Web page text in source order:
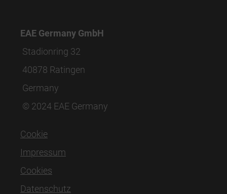
EAE Germany GmbH
Stadionring 32
40878 Ratingen
Germany
© 2024 EAE Germany
Cookie
Impressum
Cookies
Datenschutz